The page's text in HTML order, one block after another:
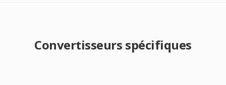
Convertisseurs spécifiques